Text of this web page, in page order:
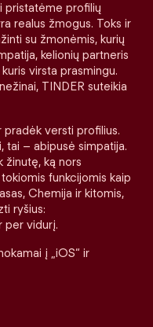
pristatėme profilių
realus žmogus. Toks ir
su žmonėmis, kurių
kelionių partneris
virsta prasmingu.
TINDER suteikia
pradėk versti profilius.
tai – abipusė simpatija.
žinutę, ką nors
funkcijomis kaip
Chemija ir kitomis,
ryšius:
per vidurį.
į „iOS“ ir